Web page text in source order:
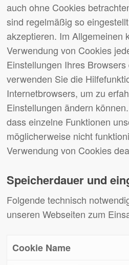
auch ohne Cookies
sind regelmäßig so
akzeptieren. Im Allgemeinen
Verwendung von Cookies
Einstellungen Ihres
verwenden Sie die
Internetbrowsers, um zu
Einstellungen ändern
dass einzelne Funktionen
möglicherweise nicht
Verwendung von Cookies
Speicherdauer und
Folgende technisch
unseren Webseiten zum
Cookie Name